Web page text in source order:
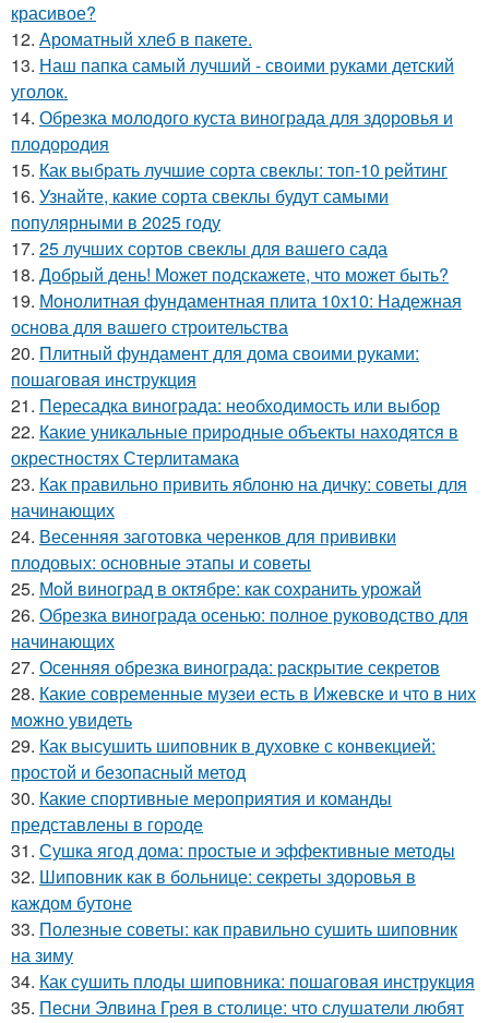
красивое?
12. Ароматный хлеб в пакете.
13. Наш папка самый лучший - своими руками детский
уголок.
14. Обрезка молодого куста винограда для здоровья и
плодородия
15. Как выбрать лучшие сорта свеклы: топ-10 рейтинг
16. Узнайте, какие сорта свеклы будут самыми
популярными в 2025 году
17. 25 лучших сортов свеклы для вашего сада
18. Добрый день! Может подскажете, что может быть?
19. Монолитная фундаментная плита 10х10: Надежная
основа для вашего строительства
20. Плитный фундамент для дома своими руками:
пошаговая инструкция
21. Пересадка винограда: необходимость или выбор
22. Какие уникальные природные объекты находятся в
окрестностях Стерлитамака
23. Как правильно привить яблоню на дичку: советы для
начинающих
24. Весенняя заготовка черенков для прививки
плодовых: основные этапы и советы
25. Мой виноград в октябре: как сохранить урожай
26. Обрезка винограда осенью: полное руководство для
начинающих
27. Осенняя обрезка винограда: раскрытие секретов
28. Какие современные музеи есть в Ижевске и что в них
можно увидеть
29. Как высушить шиповник в духовке с конвекцией:
простой и безопасный метод
30. Какие спортивные мероприятия и команды
представлены в городе
31. Сушка ягод дома: простые и эффективные методы
32. Шиповник как в больнице: секреты здоровья в
каждом бутоне
33. Полезные советы: как правильно сушить шиповник
на зиму
34. Как сушить плоды шиповника: пошаговая инструкция
35. Песни Элвина Грея в столице: что слушатели любят